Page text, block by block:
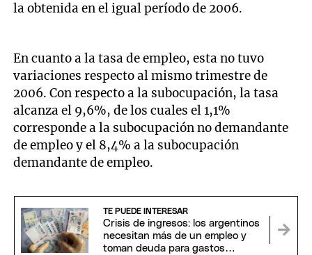
la obtenida en el igual período de 2006.
En cuanto a la tasa de empleo, esta no tuvo
variaciones respecto al mismo trimestre de
2006. Con respecto a la subocupación, la tasa
alcanza el 9,6%, de los cuales el 1,1%
corresponde a la subocupación no demandante
de empleo y el 8,4% a la subocupación
demandante de empleo.
TE PUEDE INTERESAR
Crisis de ingresos: los argentinos
necesitan más de un empleo y
toman deuda para gastos